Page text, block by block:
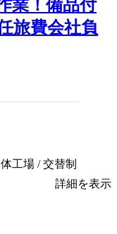
業！備品付
旅費会社負
工場 / 交替制
詳細を表示